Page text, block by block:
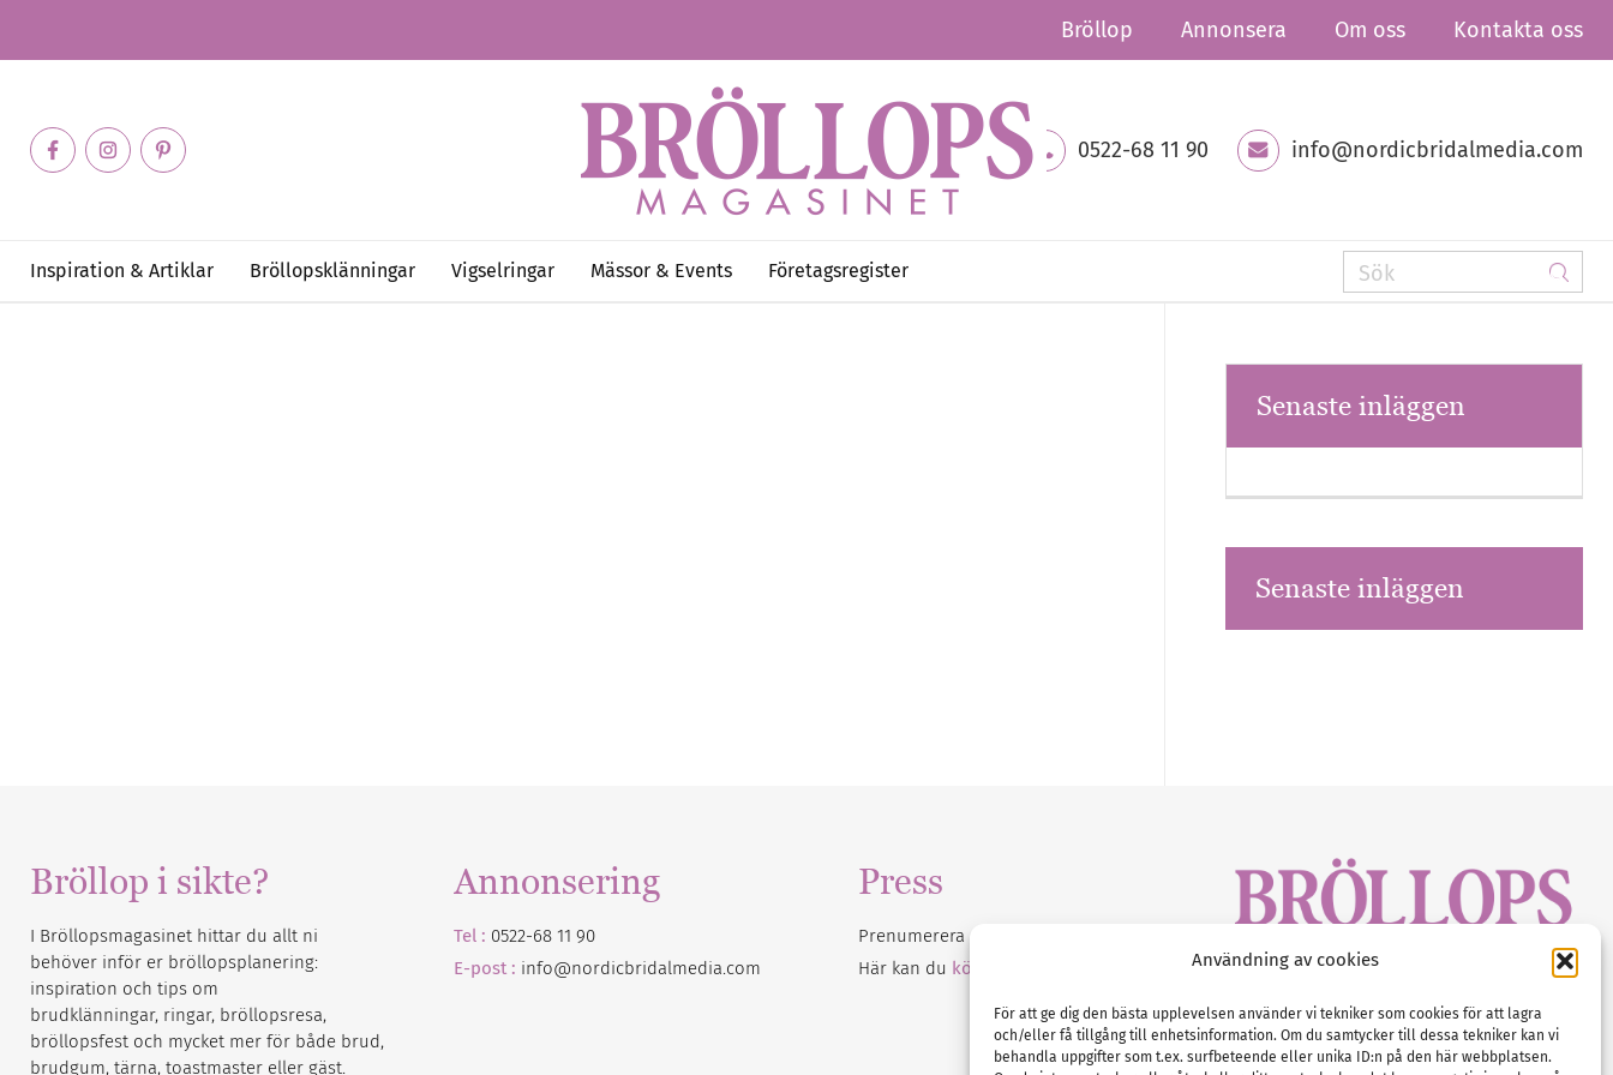
Användning av cookies
För att ge dig den bästa upplevelsen använder vi tekniker som cookies för att lagra
och/eller få tillgång till enhetsinformation. Om du samtycker till dessa tekniker kan vi
behandla uppgifter som t.ex. surfbeteende eller unika ID:n på den här webbplatsen.
Bröllop Annonsera Om oss Kontakta oss
0522-68 11 90 info@nordicbridalmedia.com
Inspiration & Artiklar Bröllopsklänningar Vigselringar Mässor & Events Företagsregister
Senaste inläggen
Senaste inläggen
Bröllop i sikte?
I Bröllopsmagasinet hittar du allt ni
behöver inför er bröllopsplanering:
inspiration och tips om
brudklänningar, ringar, bröllopsresa,
bröllopsfest och mycket mer för både brud,
brudgum, tärna, toastmaster eller gäst.
Annonsering
Tel : 0522-68 11 90
E-post : info@nordicbridalmedia.com
Press
Prenumerera på vårt
Här kan du köpa Bröllopsmagasinet
Tel :0522-68 11 90
E-post:info@nordicbridalmedia.com